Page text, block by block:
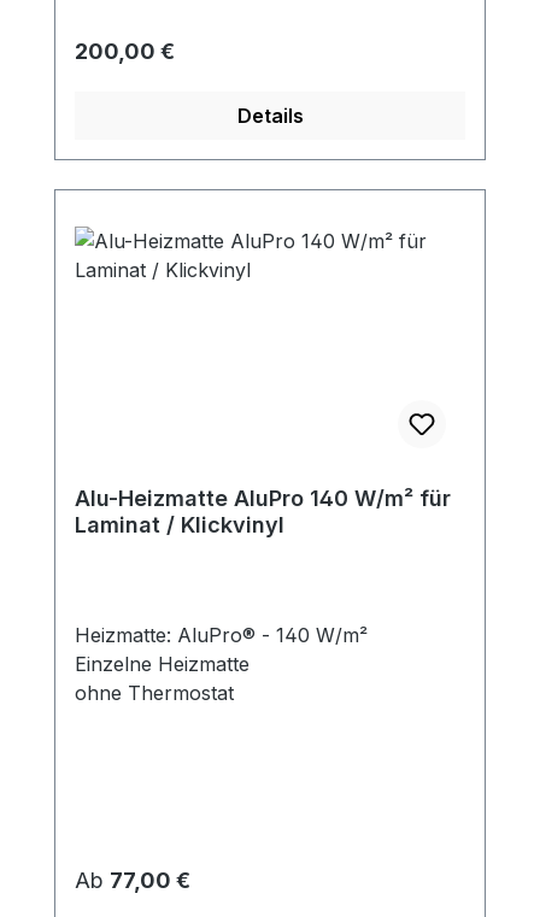
Regulärer Preis:
200,00 €
Details
Alu-Heizmatte AluPro 140 W/m² für
Laminat / Klickvinyl
Heizmatte: AluPro® - 140 W/m²
Einzelne Heizmatte
ohne Thermostat
Regulärer Preis:
Ab 77,00 €